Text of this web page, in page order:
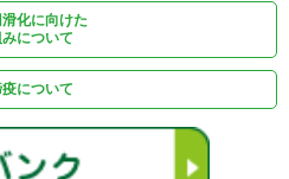
化に向けた
について
疫について